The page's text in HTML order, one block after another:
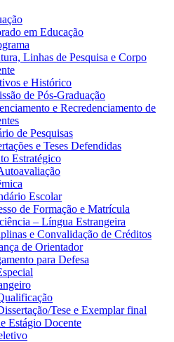
em Educação
Linhas de Pesquisa e Corpo
e Histórico
de Pós-Graduação
e Recredenciamento de
de Pesquisas
e Teses Defendidas
Estratégico
Escolar
de Formação e Matrícula
– Língua Estrangeira
e Convalidação de Créditos
de Orientador
para Defesa
Tese e Exemplar final
Estágio Docente